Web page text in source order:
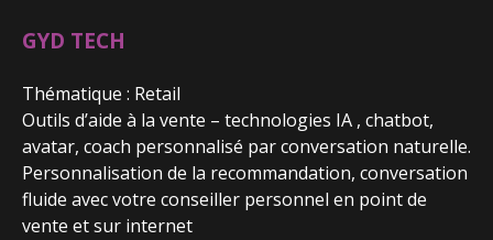
GYD TECH
Thématique : Retail
Outils d’aide à la vente – technologies IA , chatbot,
avatar, coach personnalisé par conversation naturelle.
Personnalisation de la recommandation, conversation
fluide avec votre conseiller personnel en point de
vente et sur internet